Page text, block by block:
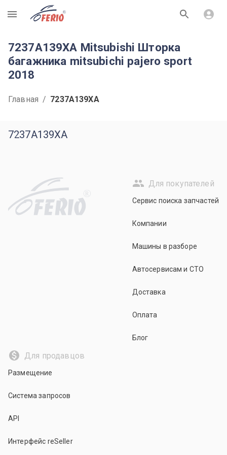
R
7237A139XA Mitsubishi Шторка
багажника mitsubichi pajero sport
2018
Главная / 7237A139XA
7237A139XA
R
Для покупателей
Сервис поиска запчастей
Компании
Машины в разборе
Автосервисам и СТО
Доставка
Оплата
Блог
Для продавцов
Размещение
Система запросов
API
Интерфейс reSeller